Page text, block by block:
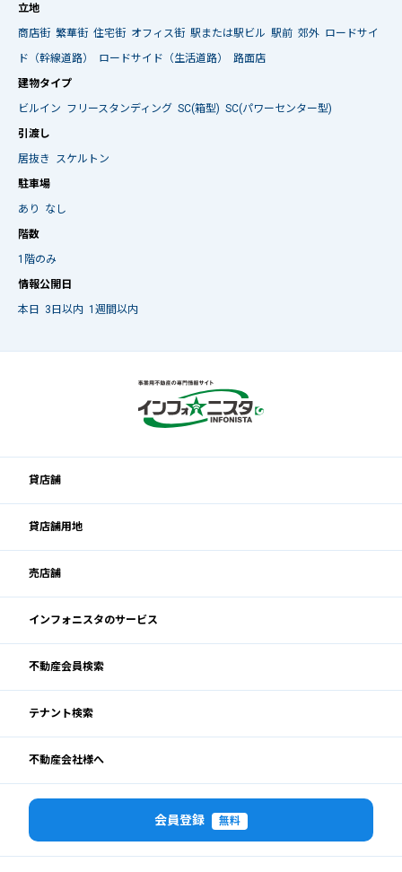
立地
商店街 繁華街 住宅街 オフィス街 駅または駅ビル 駅前 郊外 ロードサイ
ド（幹線道路）
ロードサイド（生活道路）
路面店
建物タイプ
ビルイン フリースタンディング SC(箱型) SC(パワーセンター型)
引渡し
居抜き
スケルトン
駐車場
あり
なし
階数
1階のみ
情報公開日
本日
3日以内 1週間以内
貸店舗
貸店舗用地
売店舗
インフォニスタのサービス
不動産会員検索
テナント検索
不動産会社様へ
会員登録 無料